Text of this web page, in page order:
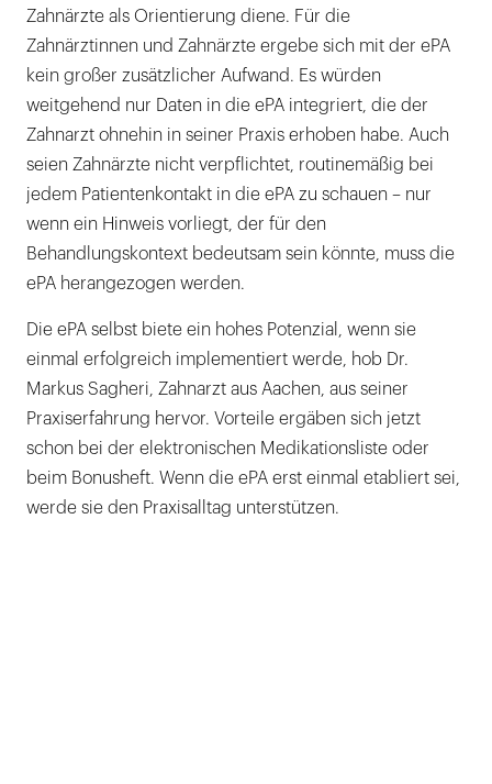
Zahnärzte als Orientierung diene. Für die
Zahnärztinnen und Zahnärzte ergebe sich mit der ePA
kein großer zusätzlicher Aufwand. Es würden
weitgehend nur Daten in die ePA integriert, die der
Zahnarzt ohnehin in seiner Praxis erhoben habe. Auch
seien Zahnärzte nicht verpflichtet, routinemäßig bei
jedem Patientenkontakt in die ePA zu schauen – nur
wenn ein Hinweis vorliegt, der für den
Behandlungskontext bedeutsam sein könnte, muss die
ePA herangezogen werden.
Die ePA selbst biete ein hohes Potenzial, wenn sie
einmal erfolgreich implementiert werde, hob Dr.
Markus Sagheri, Zahnarzt aus Aachen, aus seiner
Praxiserfahrung hervor. Vorteile ergäben sich jetzt
schon bei der elektronischen Medikationsliste oder
beim Bonusheft. Wenn die ePA erst einmal etabliert sei,
werde sie den Praxisalltag unterstützen.